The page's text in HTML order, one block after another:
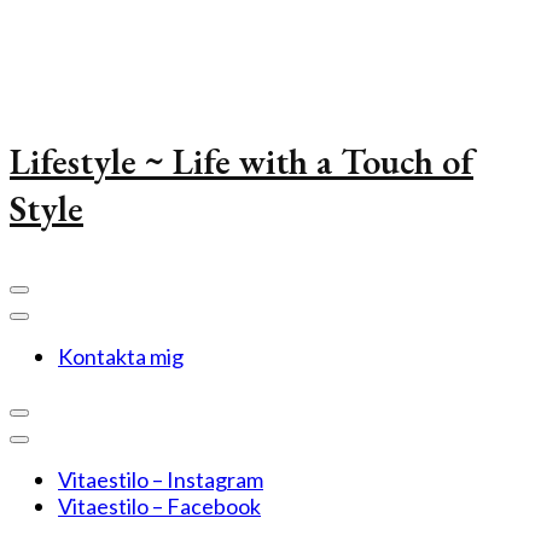
Lifestyle ~ Life with a Touch of
Style
Kontakta mig
Vitaestilo – Instagram
Vitaestilo – Facebook